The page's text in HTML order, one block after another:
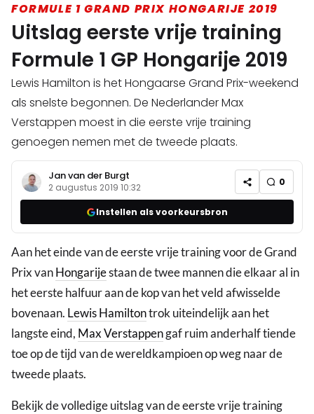
FORMULE 1 GRAND PRIX HONGARIJE 2019
Uitslag eerste vrije training
Formule 1 GP Hongarije 2019
Lewis Hamilton is het Hongaarse Grand Prix-weekend
als snelste begonnen. De Nederlander Max
Verstappen moest in die eerste vrije training
genoegen nemen met de tweede plaats.
Jan van der Burgt
2 augustus 2019 10:32 0
Instellen als voorkeursbron
Aan het einde van de eerste vrije training voor de Grand
Prix vanHongarijestaan de twee mannen die elkaar al in
het eerste halfuur aan de kop van het veld afwisselde
bovenaan. Lewis Hamiltontrok uiteindelijk aan het
langste eind, Max Verstappengaf ruim anderhalf tiende
toe op de tijd van de wereldkampioen op weg naar de
tweede plaats.
Bekijk de volledige uitslag van de eerste vrije training